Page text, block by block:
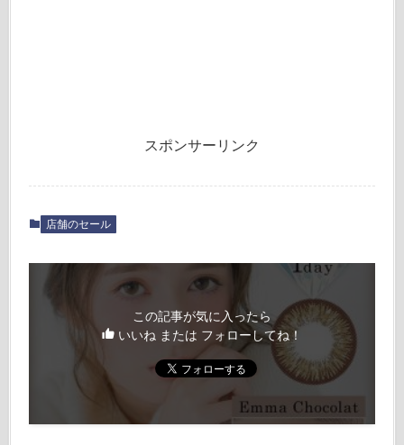
スポンサーリンク
店舗のセール
この記事が気に入ったら
いいね または フォローしてね！